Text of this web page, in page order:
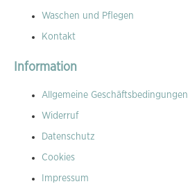
Waschen und Pflegen
Kontakt
Information
Allgemeine Geschäftsbedingungen
Widerruf
Datenschutz
Cookies
Impressum